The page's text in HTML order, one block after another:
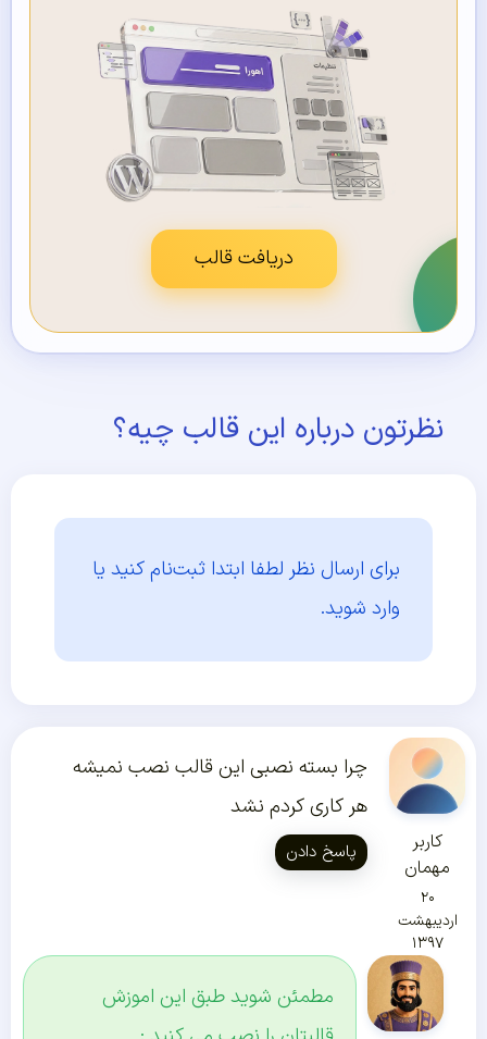
دریافت قالب
نظرتون درباره این قالب چیه؟
برای ارسال نظر لطفا ابتدا ثبت‌نام کنید یا
وارد شوید.
کاربر
مهمان
۲۰
اردیبهشت
۱۳۹۷
چرا بسته نصبی این قالب نصب نمیشه
هر کاری کردم نشد
پاسخ دادن
مطمئن شوید طبق این اموزش